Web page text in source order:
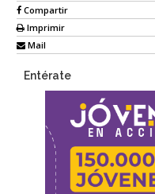
Compartir
Imprimir
Mail
Entérate